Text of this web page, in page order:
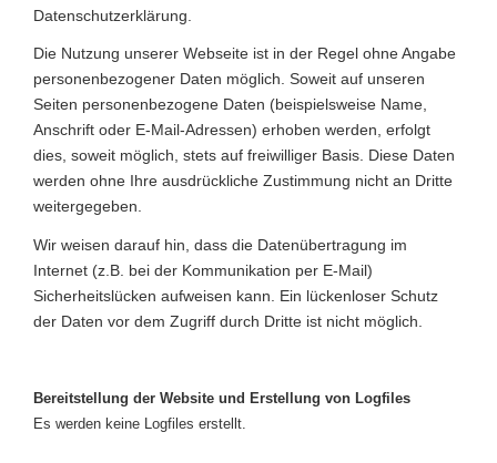
Datenschutzerklärung.
Die Nutzung unserer Webseite ist in der Regel ohne Angabe
personenbezogener Daten möglich. Soweit auf unseren
Seiten personenbezogene Daten (beispielsweise Name,
Anschrift oder E-Mail-Adressen) erhoben werden, erfolgt
dies, soweit möglich, stets auf freiwilliger Basis. Diese Daten
werden ohne Ihre ausdrückliche Zustimmung nicht an Dritte
weitergegeben.
Wir weisen darauf hin, dass die Datenübertragung im
Internet (z.B. bei der Kommunikation per E-Mail)
Sicherheitslücken aufweisen kann. Ein lückenloser Schutz
der Daten vor dem Zugriff durch Dritte ist nicht möglich.
Bereitstellung der Website und Erstellung von Logfiles
Es werden keine Logfiles erstellt.